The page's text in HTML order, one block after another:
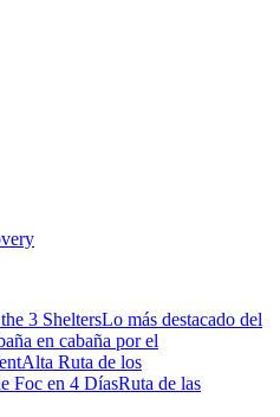
3 SheltersLo más destacado del
en cabaña por el
Alta Ruta de los
Foc en 4 DíasRuta de las